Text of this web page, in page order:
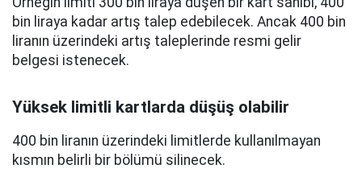
bin liraya kadar artış talep edebilecek. Ancak 400 bin
liranın üzerindeki artış taleplerinde resmi gelir
belgesi istenecek.
Yüksek limitli kartlarda düşüş olabilir
400 bin liranın üzerindeki limitlerde kullanılmayan
kısmın belirli bir bölümü silinecek.